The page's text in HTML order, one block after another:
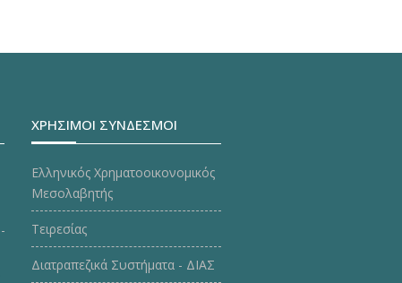
ΧΡΗΣΙΜΟΙ ΣΥΝΔΕΣΜΟΙ
Ελληνικός Χρηματοοικονομικός
Μεσολαβητής
Τειρεσίας
Διατραπεζικά Συστήματα - ΔΙΑΣ